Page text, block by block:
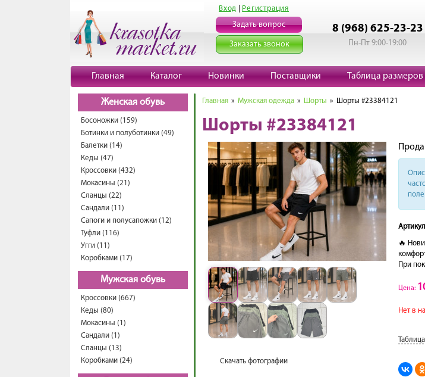
Вход Регистрация
Задать вопрос
Заказать звонок
8 (968) 625-23-23
Пн-Пт 9:00-19:00
Главная Каталог Новинки Поставщики Таблица размеров
Женская обувь
Босоножки (159)
Ботинки и полуботинки (49)
Балетки (14)
Кеды (47)
Кроссовки (432)
Мокасины (21)
Сланцы (22)
Сандали (11)
Сапоги и полусапожки (12)
Туфли (116)
Угги (11)
Коробками (17)
Мужская обувь
Кроссовки (667)
Кеды (80)
Мокасины (1)
Сандали (1)
Сланцы (13)
Коробками (24)
Главная » Мужская одежда » Шорты » Шорты #23384121
Шорты #23384121
Скачать фотографии
🔥
При
Цена:
Нет в